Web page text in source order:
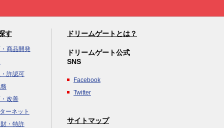
す
商品開発
許認可
改善
ーネット
・特許
ドリームゲートとは？
ドリームゲート公式
SNS
Facebook
Twitter
サイトマップ